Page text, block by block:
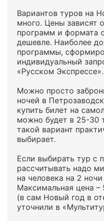
Вариантов туров на
много. Цены зависят
программ и формата
дешевле. Наиболее
программы,
индивидуальный
«Русском Экспрессе».
Можно просто
ночей в
купить билет на
можно будет в 25-30
такой вариант
выбирает.
Если выбирать тур с
рассчитывать надо
на человека на 2
Максимальная цена –
(в сам Новый год в
уточнили в